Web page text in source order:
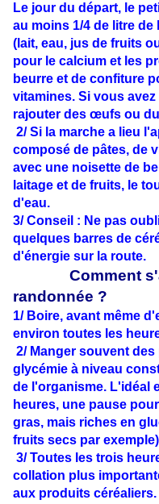
Le jour du départ, le
au moins 1/4 de litre
(lait, eau, jus de fruits
pour le calcium et les
beurre et de confiture
vitamines. Si vous
rajouter des œufs ou
2/ Si la marche a lieu
composé de pâtes, de
avec une noisette de
laitage et de fruits, le
d'eau.
3/ Conseil : Ne pas
quelques barres de
d'énergie sur la route.
Comment
randonnée ?
1/ Boire, avant même
environ toutes les
2/ Manger souvent
glycémie à niveau
de l'organisme. L'idéal
heures, une pause
gras, mais riches en
fruits secs par
3/ Toutes les trois
collation plus
aux produits